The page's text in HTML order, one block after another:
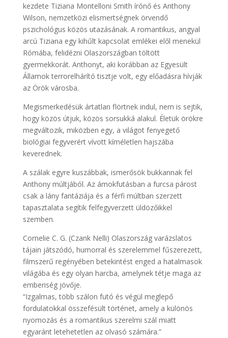
kezdete Tiziana Montelloni Smith írónő és Anthony
Wilson, nemzetközi elismertségnek örvendő
pszichológus közös utazásának. A romantikus, angyal
arcú Tiziana egy kihűlt kapcsolat emlékei elől menekül
Rómába, felidézni Olaszországban töltött
gyermekkorát. Anthonyt, aki korábban az Egyesült
Államok terrorelhárító tisztje volt, egy előadásra hívják
az Örök városba.
Megismerkedésük ártatlan flörtnek indul, nem is sejtik,
hogy közös útjuk, közös sorsukká alakul. Életük örökre
megváltozik, miközben egy, a világot fenyegető
biológiai fegyverért vívott kíméletlen hajszába
keverednek.
A szálak egyre kuszábbak, ismerősök bukkannak fel
Anthony múltjából. Az ámokfutásban a furcsa párost
csak a lány fantáziája és a férfi múltban szerzett
tapasztalata segítik felfegyverzett üldözőikkel
szemben.
Cornelie C. G. (Czank Nelli) Olaszország varázslatos
tájain játszódó, humorral és szerelemmel fűszerezett,
filmszerű regényében betekintést enged a hatalmasok
világába és egy olyan harcba, amelynek tétje maga az
emberiség jövője.
“Izgalmas, több szálon futó és végül meglepő
fordulatokkal összefésült történet, amely a különös
nyomozás és a romantikus szerelmi szál miatt
egyaránt letehetetlen az olvasó számára.”